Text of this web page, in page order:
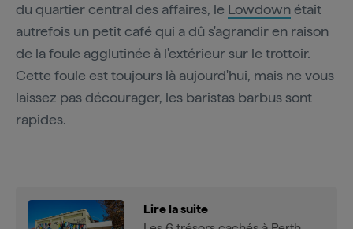
du quartier central des affaires, le Lowdownétait
autrefois un petit café qui a dû s'agrandir en raison
de la foule agglutinée à l'extérieur sur le trottoir.
Cette foule est toujours là aujourd'hui, mais ne vous
laissez pas décourager, les baristas barbus sont
rapides.
Lire la suite